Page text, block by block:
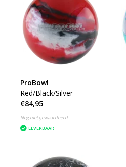
ProBowl
Red/Black/Silver
€84,95
Nog niet gewaardeerd
LEVERBAAR